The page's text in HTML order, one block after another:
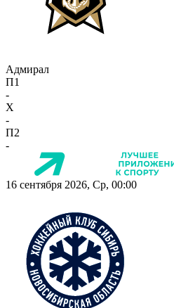
Адмирал
П1
-
X
-
П2
-
16 сентября 2026, Ср, 00:00